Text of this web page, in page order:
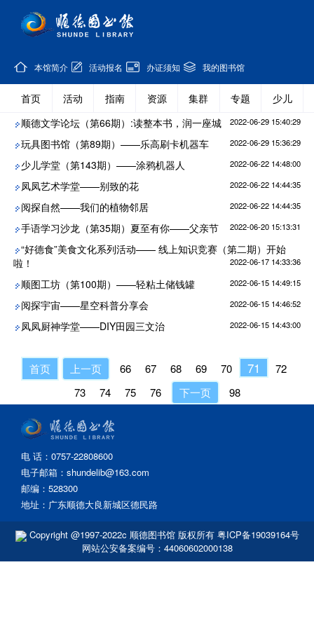
本馆简介 活动报名 办证须知 我的图书馆
首页 活动 指南 资源 集群 专题
少儿
顺德文学论坛（第66期）:读整本书，润一座城
2022-06-29 15:40:29
玩具图书馆（第89期）——乐高刷卡机器车 2022-06-29 15:36:29
少儿学堂（第143期）——涂鸦机器人 2022-06-22 14:48:00
凤凤艺术学堂——别致的花 2022-06-22 14:44:35
阅探自然——我们的植物邻居 2022-06-22 14:44:35
手语学习沙龙（第35期）夏至有你——父亲节 2022-06-20 15:13:31
“好德食”美食文化系列活动—— 线上知识竞赛（第二期）开始
啦！
2022-06-17 14:33:36
顺图工坊（第100期）——轻粘土储钱罐 2022-06-15 14:49:15
阅探宇宙——星空科普分享会 2022-06-15 14:46:52
凤凤厨神学堂——DIY田园三文治 2022-06-15 14:43:00
首页 上一页 66 67 68 69 70 71
72
73
74 75 76 下一页 98
电 话：0757-22808600
电子邮箱：shundelib@163.com
邮编：528300
地址：广东顺德大良新城区德民路
Copyright @1997-2022c 顺德图书馆 版权所有 粤ICP备19039164号
网站公安备案编号：44060602000138